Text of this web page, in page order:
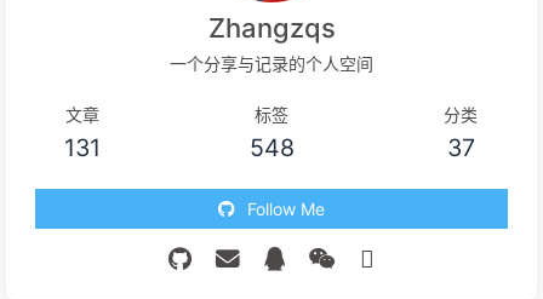
Zhangzqs
一个分享与记录的个人空间
文章
131
标签
548
分类
37
Follow Me